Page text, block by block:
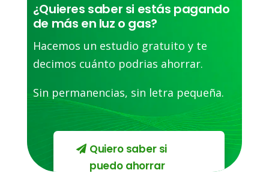
¿Quieres saber si estás pagando
de más en luz o gas?
Hacemos un estudio gratuito y te
decimos cuánto podrias ahorrar.
Sin permanencias, sin letra pequeña.
Quiero saber si
puedo ahorrar